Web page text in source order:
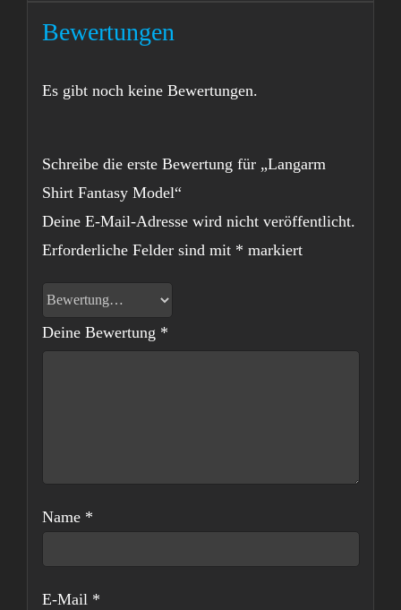
Bewertungen
Es gibt noch keine Bewertungen.
Schreibe die erste Bewertung für „Langarm
Shirt Fantasy Model“
Deine E-Mail-Adresse wird nicht veröffentlicht.
Erforderliche Felder sind mit * markiert
Deine Bewertung *
Name *
E-Mail *